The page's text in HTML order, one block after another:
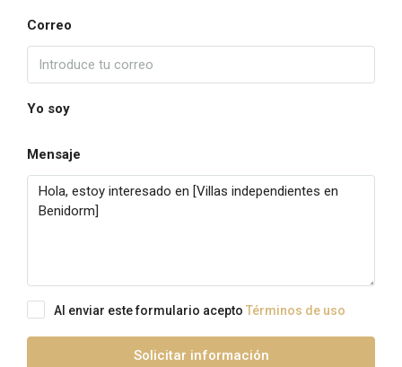
Correo
Yo soy
Mensaje
Al enviar este formulario acepto Términos de uso
Solicitar información